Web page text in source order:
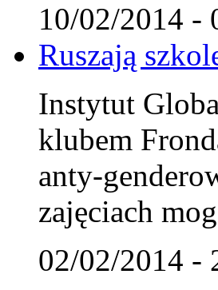
10/02/2014 -
Ruszają
Instytut
klubem
anty-
zajęciach
02/02/2014 -